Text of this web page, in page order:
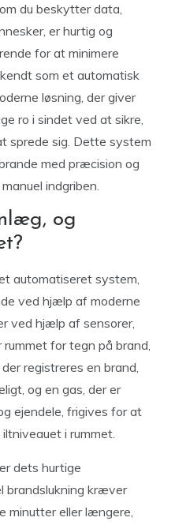
du beskytter data,
er hurtig og
for at minimere
som et automatisk
løsning, der giver
ro i sindet ved at sikre,
sprede sig. Dette system
med præcision og
indgriben.
og
automatiseret system,
ved hjælp af moderne
ved hjælp af sensorer,
for tegn på brand,
registreres en brand,
og en gas, der er
ejendele, frigives for at
i rummet.
dets hurtige
brandslukning kræver
minutter eller længere,